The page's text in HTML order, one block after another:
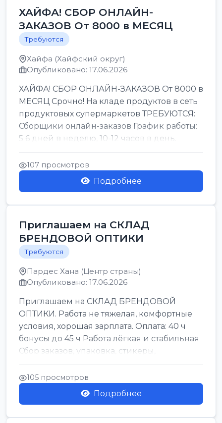
ХАЙФА! СБОР ОНЛАЙН-
ЗАКАЗОВ От 8000 в МЕСЯЦ
Требуются
Хайфа (Хайфский округ)
Опубликовано: 17.06.2026
ХАЙФА! СБОР ОНЛАЙН-ЗАКАЗОВ От 8000 в
МЕСЯЦ Срочно! На кладе продуктов в сеть
продуктовых супермаркетов ТРЕБУЮТСЯ:
Сборщики онлайн-заказов График работы:
5 6 дней в неделю, 10-12 часов в день.
Колле ОП...
107 просмотров
Подробнее
Приглашаем на СКЛАД
БРЕНДОВОЙ ОПТИКИ
Требуются
Пардес Хана (Центр страны)
Опубликовано: 17.06.2026
Приглашаем на СКЛАД БРЕНДОВОЙ
ОПТИКИ. Работа не тяжелая, комфортные
условия, хорошая зарплата. Оплата: 40 ч
бонусы до 45 ч Работа лёгкая и стабильная
Сбор заказов, упаковка, стикеры,
сортировка Воскре...
105 просмотров
Подробнее